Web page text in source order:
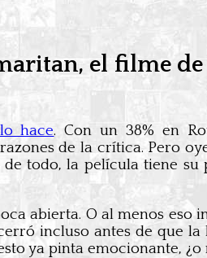
el filme
hace. Con un 38% en
de la crítica. Pero
todo, la película tiene
abierta. O al menos eso
incluso antes de que la
ya pinta emocionante, ¿o